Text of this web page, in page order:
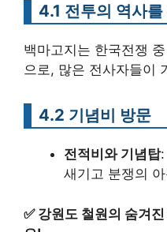
4.1 전투의 역사
백마고지는 한국전쟁
으로, 많은 전사자들이
4.2 기념비 방문
전적비와 기념탑:
새기고 분쟁의
✅ 강원도 철원의 숨겨